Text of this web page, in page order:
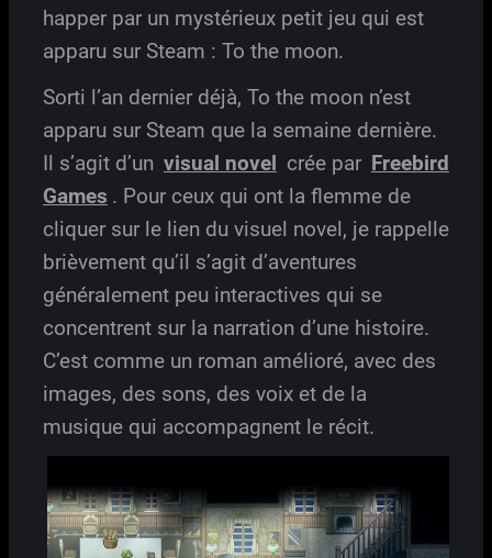
happer par un mystérieux petit jeu qui est
apparu sur Steam : To the moon.
Sorti l’an dernier déjà, To the moon n’est
apparu sur Steam que la semaine dernière.
Il s’agit d’un visual novel crée par Freebird
Games . Pour ceux qui ont la flemme de
cliquer sur le lien du visuel novel, je rappelle
brièvement qu’il s’agit d’aventures
généralement peu interactives qui se
concentrent sur la narration d’une histoire.
C’est comme un roman amélioré, avec des
images, des sons, des voix et de la
musique qui accompagnent le récit.